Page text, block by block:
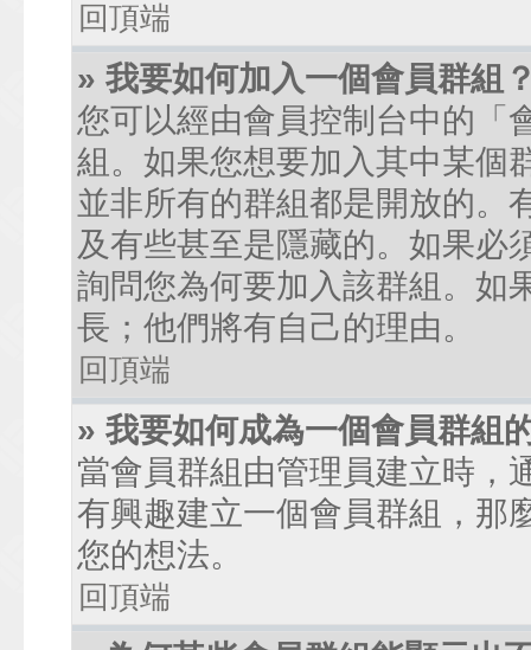
回頂端
» 我要如何加入一個會員群組
您可以經由會員控制台中的「
組。如果您想要加入其中某個
並非所有的群組都是開放的。
及有些甚至是隱藏的。如果必
詢問您為何要加入該群組。如
長；他們將有自己的理由。
回頂端
» 我要如何成為一個會員群組
當會員群組由管理員建立時，
有興趣建立一個會員群組，那
您的想法。
回頂端